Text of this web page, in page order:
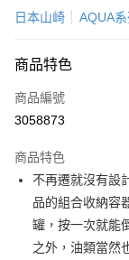
1.本服務由台灣大哥
2.付款方式選擇「大
成交易。
3.實際核准額度、可
4.訂單成立30分鐘內
消。如遇「轉專審核
法說明評估內容。
1.分期款項不併入電
2.透過簡訊連結打開
帳／街口支付／
【注意事項】
1.本服務係由「台灣
每筆NT$100，滿
每筆NT$100，滿
7-11取貨付款
每筆NT$100，滿
付款後7-11取貨
日本山崎 AQUA系
商品特色
商品編號
3058873
商品特色
不再遷就沒有設
品的組合收納容
罐，按一次就能
之外，油類當然